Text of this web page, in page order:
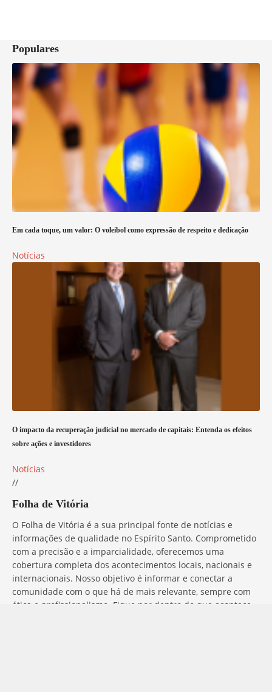
Populares
Em cada toque, um valor: O voleibol como expressão de respeito e dedicação
Notícias
O impacto da recuperação judicial no mercado de capitais: Entenda os efeitos
sobre ações e investidores
Notícias
//
Folha de Vitória
O Folha de Vitória é a sua principal fonte de notícias e
informações de qualidade no Espírito Santo. Comprometido
com a precisão e a imparcialidade, oferecemos uma
cobertura completa dos acontecimentos locais, nacionais e
internacionais. Nosso objetivo é informar e conectar a
comunidade com o que há de mais relevante, sempre com
ética e profissionalismo. Fique por dentro do que acontece